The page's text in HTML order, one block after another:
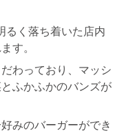
るく落ち着いた店内
す。
わっており、マッシ
ふかふかのバンズが
みのバーガーができ